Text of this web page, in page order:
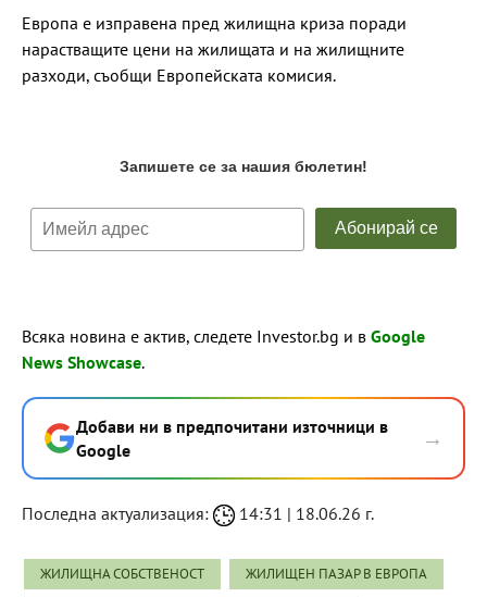
Европа е изправена пред жилищна криза поради
нарастващите цени на жилищата и на жилищните
разходи, съобщи Европейската комисия.
Всяка новина е актив, следете Investor.bg и в Google
News Showcase.
Добави ни в предпочитани източници в
Google
→
Последна актуализация: 14:31 | 18.06.26 г.
ЖИЛИЩНА СОБСТВЕНОСТ ЖИЛИЩЕН ПАЗАР В ЕВРОПА